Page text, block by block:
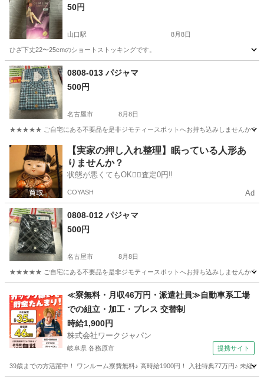
50円
山口駅 8月8日
ひざ下丈22〜25cmのショートストッキングです。
愛知 瀬戸市 その他
0808-013 パジャマ
500円
名古屋市 8月8日
★★★★★ ご自宅にある不要品を是非ジモティースポットへお持ち込みしませんか？
愛知 名古屋市 シャツ パジャマ
【実家の押し入れ整理】眠っている人形あ
りませんか？
状態が悪くてもOK🙆‍♀️査定0円‼️
COYASH Ad
0808-012 パジャマ
500円
名古屋市 8月8日
★★★★★ ご自宅にある不要品を是非ジモティースポットへお持ち込みしませんか？
シャツ パジャマ
≪寮無料・月収46万円・派遣社員≫自動車系工場
での組立・加工・プレス 交替制
時給1,900円
株式会社ワークジャパン
岐阜県 各務原市 提携サイト
39歳までの方活躍中！ ワンルーム寮費無料♪ 高時給1900円！ 入社特典77万円♪ 未経